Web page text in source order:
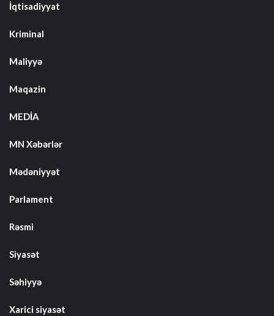
İqtisadiyyat
Kriminal
Maliyyə
Maqazin
MEDİA
MN Xəbərlər
Mədəniyyət
Parlament
Rəsmi
Siyasət
Səhiyyə
Xarici siyasət